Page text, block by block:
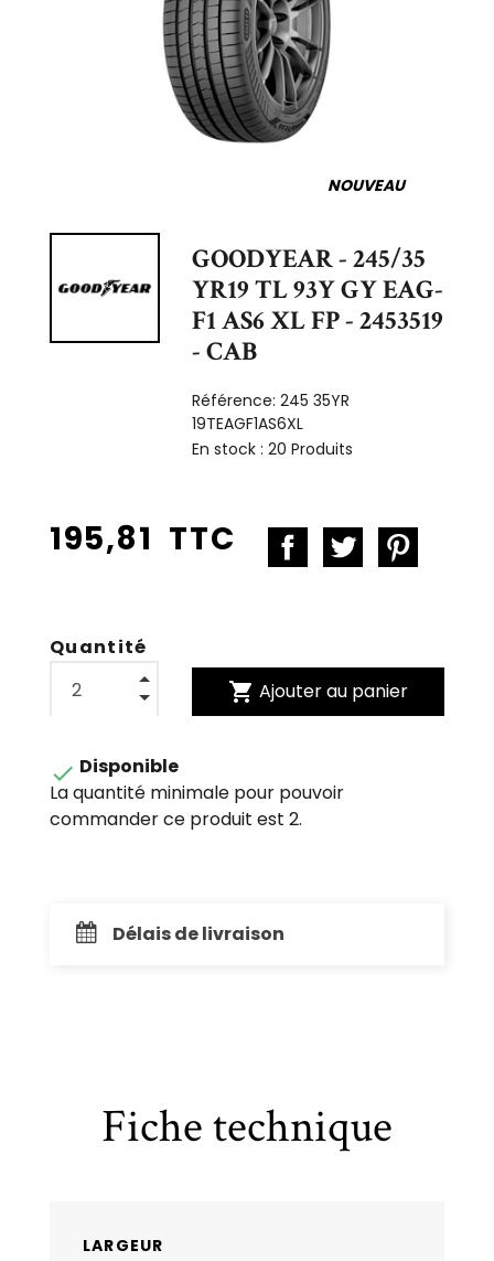
NOUVEAU
GOODYEAR - 245/35
YR19 TL 93Y GY EAG-
F1 AS6 XL FP - 2453519
- CAB
Référence:245 35YR
19TEAGF1AS6XL
En stock :20 Produits
195,81 TTC
Quantité
shopping_cart Ajouter au panier
 Disponible
La quantité minimale pour pouvoir
commander ce produit est 2.
Délais de livraison
Fiche technique
LARGEUR